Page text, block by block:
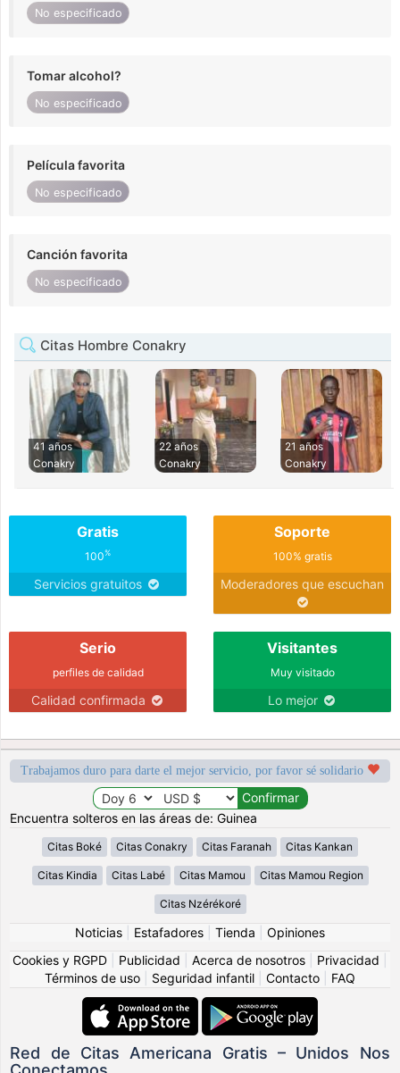
No especificado
Tomar alcohol?
No especificado
Película favorita
No especificado
Canción favorita
No especificado
Citas Hombre Conakry
41 años
Conakry
22 años
Conakry
21 años
Conakry
Gratis
100%
Servicios gratuitos
Soporte
100% gratis
Moderadores que escuchan
Serio
perfiles de calidad
Calidad confirmada
Visitantes
Muy visitado
Lo mejor
Trabajamos duro para darte el mejor servicio, por favor sé solidario
Encuentra solteros en las áreas de: Guinea
Citas Boké Citas Conakry Citas Faranah Citas Kankan
Citas Kindia Citas Labé Citas Mamou Citas Mamou Region
Citas Nzérékoré
Noticias Estafadores Tienda
Opiniones
Cookies y RGPD
Publicidad Acerca de nosotros Privacidad
Términos de uso
Seguridad infantil Contacto FAQ
Red de Citas Americana Gratis – Unidos Nos